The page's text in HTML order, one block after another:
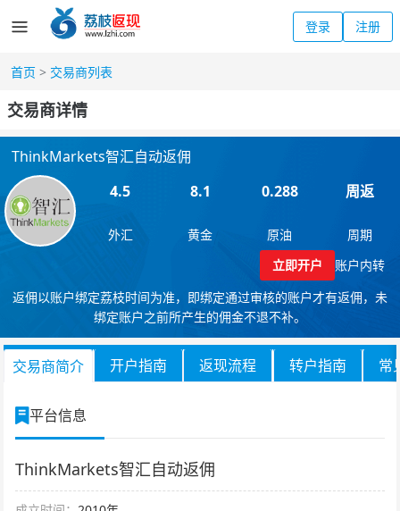
登录 注册
首页 > 交易商列表
交易商详情
ThinkMarkets智汇自动返佣
4.5
外汇
8.1
黄金
0.288
原油
周返
周期
立即开户
账户内转
返佣以账户绑定荔枝时间为准，即绑定通过审核的账户才有返佣，未
绑定账户之前所产生的佣金不退不补。
交易商简介 开户指南 返现流程 转户指南 常
平台信息
ThinkMarkets智汇自动返佣